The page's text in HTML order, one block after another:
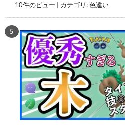
10件のビュー カテゴリ:色違い